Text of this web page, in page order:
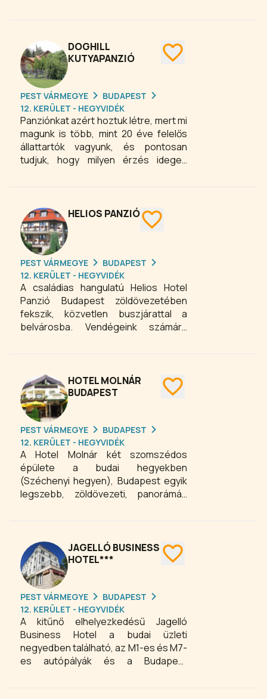
panorámáját is megcsodálhatják
finn és infa szauna, előzetes
bejelentkezés alapján masszázsok.
Reprezentatív éttermünkben és
drinkbárunkban vendégeink részére
bőséges, svédasztalos reggelivel,
gazdag kávé és teaválasztékkal
szolgálunk.
DOGHILL
KUTYAPANZIÓ
PEST VÁRMEGYE
BUDAPEST
12. KERÜLET - HEGYVIDÉK
Panziónkat azért hoztuk létre, mert mi
magunk is több, mint 20 éve felelős
állattartók vagyunk, és pontosan
tudjuk, hogy milyen érzés idegen
kincsét. Kutyatartók révén mi is tudjuk
kutyusunkat, ezért mindent
megteszünk annak érdekében, hogy
a lehető legkisebb stresszt okozzuk
az elváláskor!
HELIOS PANZIÓ
PEST VÁRMEGYE
BUDAPEST
12. KERÜLET - HEGYVIDÉK
A családias hangulatú Helios Hotel
Panzió Budapest zöldövezetében
fekszik, közvetlen buszjárattal a
belvárosba. Vendégeink számára
ágyas szobákat kínálunk festői
HOTEL MOLNÁR
BUDAPEST
PEST VÁRMEGYE
BUDAPEST
12. KERÜLET - HEGYVIDÉK
A Hotel Molnár két szomszédos
épülete a budai hegyekben
(Széchenyi hegyen), Budapest egyik
legszebb, zöldövezeti, panorámás
épületünkben 11 szoba, étterem,
épületünkben pedig 12 szoba
található. Személygépkocsival érkező
vendégeink részére privát
parkolóhely áll rendelkezésre.
JAGELLÓ BUSINESS
HOTEL***
PEST VÁRMEGYE
BUDAPEST
12. KERÜLET - HEGYVIDÉK
A kitűnő elhelyezkedésű Jagelló
Business Hotel a budai üzleti
negyedben található, az M1-es és M7-
es autópályák és a Budapest
közelében. Budapest budai oldalán, a